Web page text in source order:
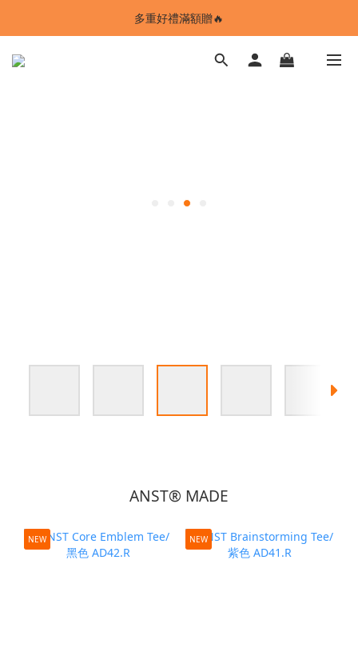
ANSTMADE｜任兩件送5%購物金💰
多重好禮滿額贈🔥
ANSTMADE｜任兩件送5%購物金💰
ANST® MADE
NEW NEW